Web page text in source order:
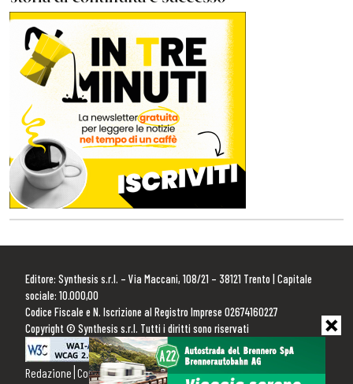
Editore: Synthesis s.r.l. – Via Maccani, 108/21 – 38121 Trento | Capitale
sociale: 10.000,00
Codice Fiscale e N. Iscrizione al Registro Imprese 02674160227
Copyright © Synthesis s.r.l. Tutti i diritti sono riservati
Redazione Contattaci Pubblicità Privacy Policy Cookie Policy